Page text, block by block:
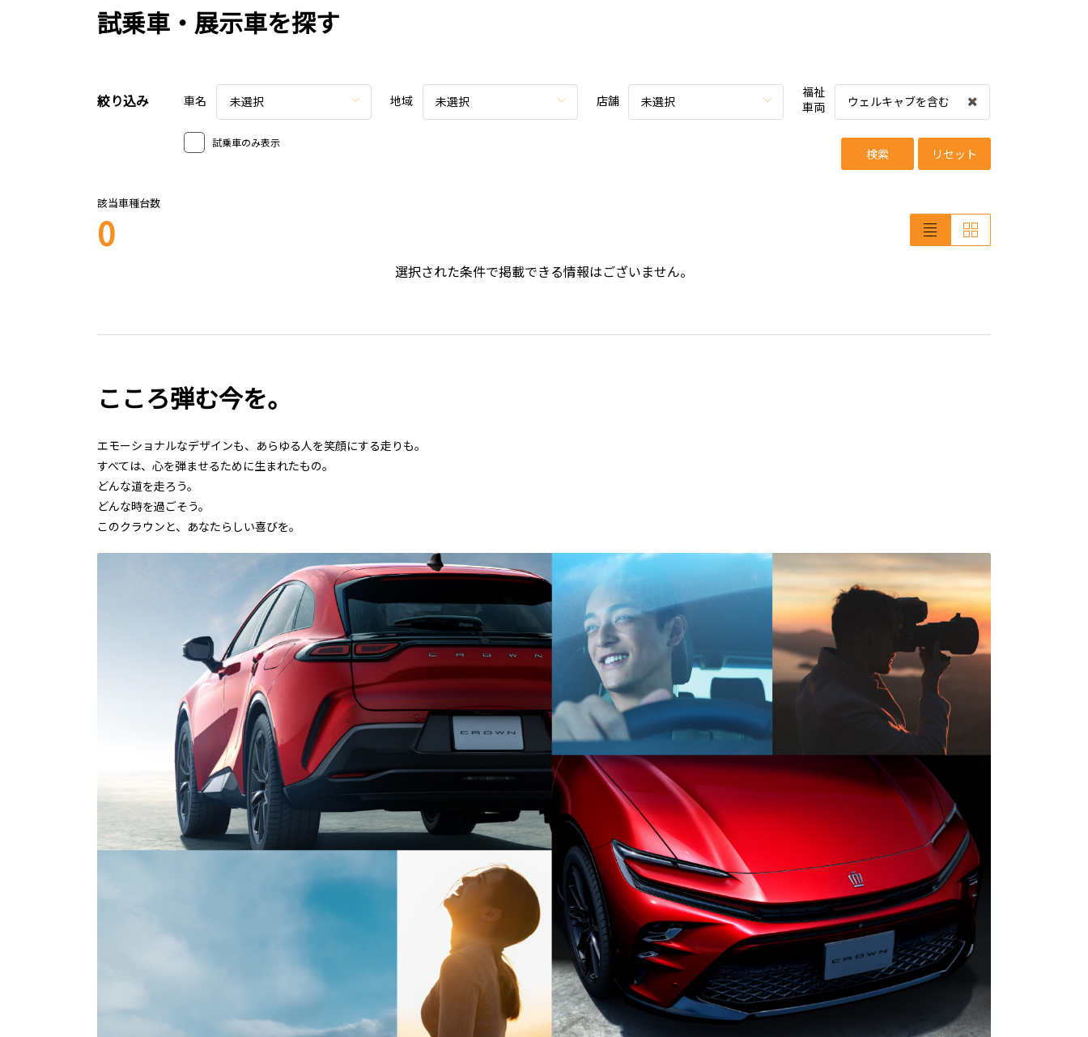
試乗車・展示車を探す
絞り込み 車名 未選択 地域 未選択 店舗 未選択
福祉
車両
ウェルキャブを含む
試乗車のみ表示
検索 リセット
該当車種台数
0
選択された条件で掲載できる情報はございません。
こころ弾む今を。
エモーショナルなデザインも、あらゆる人を笑顔にする走りも。
すべては、心を弾ませるために生まれたもの。
どんな道を走ろう。
どんな時を過ごそう。
このクラウンと、あなたらしい喜びを。